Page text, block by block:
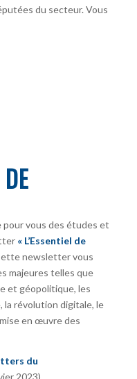
du secteur. Vous
pour vous des études et
« L’Essentiel de
newsletter vous
majeures telles que
et géopolitique, les
la révolution digitale, le
en œuvre des
du
2023).